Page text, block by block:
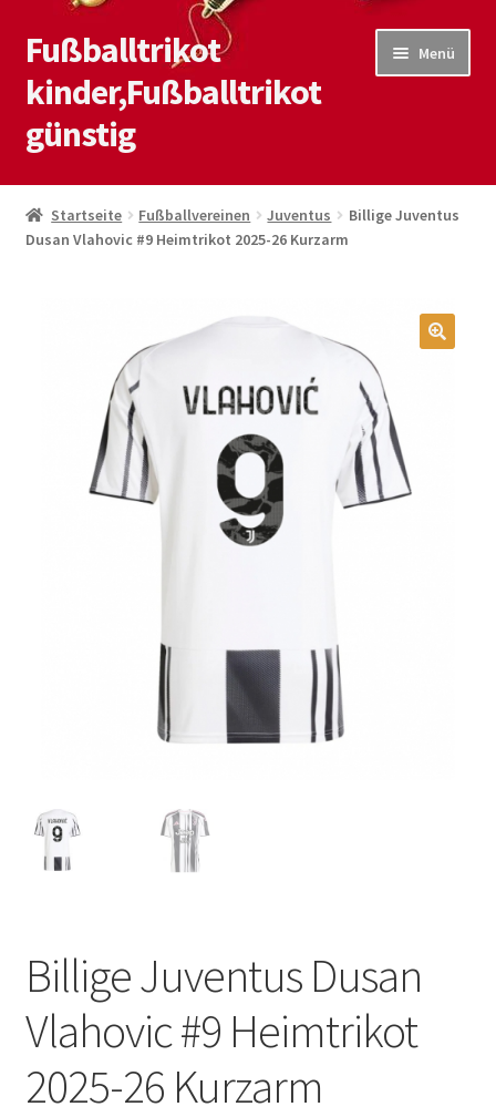
Zur
Navigation
springen
Zum
Inhalt
springen
Fußballtrikot
kinder,Fußballtrikot
günstig
Menü
Start
Blog
Kontaktiere uns
Mein Konto
Startseite Fußballvereinen Juventus
Billige Juventus
Dusan Vlahovic #9 Heimtrikot 2025-26 Kurzarm
Billige Juventus Dusan
Vlahovic #9 Heimtrikot
2025-26 Kurzarm